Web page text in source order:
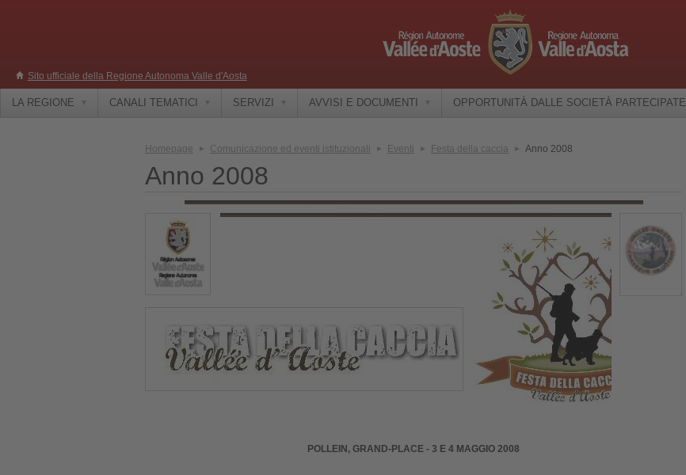
Sito ufficiale della Regione Autonoma Valle d'Aosta
LA REGIONE CANALI TEMATICI SERVIZI AVVISI E DOCUMENTI OPPORTUNITÀ DALLE SOCIETÀ PARTECIPATE
Homepage Comunicazione ed eventi istituzionali Eventi Festa della caccia Anno 2008
Anno 2008
POLLEIN, GRAND-PLACE - 3 E 4 MAGGIO 2008